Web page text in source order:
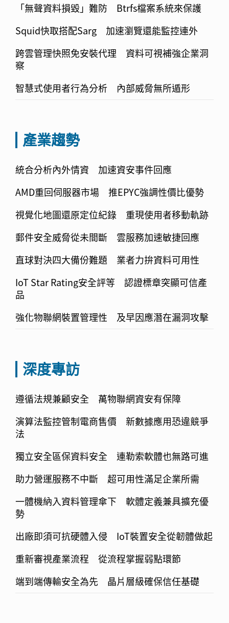
「無聲資料損毀」難防 Btrfs檔案系統來保護
Squid快取搭配Sarg 加速瀏覽還能監控連外
跨雲管理快照免安裝代理 資料可視補強企業洞
察
智慧式使用者行為分析 內部威脅無所遁形
產業趨勢
統合分析內外情資 加速資安事件回應
AMD重回伺服器市場 推EPYC強調性價比優勢
視覺化地圖還原定位紀錄 重現使用者移動軌跡
郵件安全威脅從未間斷 雲服務加速敏捷回應
直球對決四大備份難題 業者力拚資料可用性
IoT Star Rating安全評等 認證標章突顯可信產
品
強化物聯網裝置管理性 及早因應潛在漏洞攻擊
深度專訪
遵循法規兼顧安全 萬物聯網資安有保障
演算法監控管制電商售價 新數據應用恐違競爭
法
獨立安全區保資料安全 連勒索軟體也無路可進
助力營運服務不中斷 超可用性滿足企業所需
一體機納入資料管理傘下 軟體定義兼具擴充優
勢
出廠即須可抗硬體入侵 IoT裝置安全從韌體做起
重新審視產業流程 從流程掌握弱點環節
端到端傳輸安全為先 晶片層級確保信任基礎